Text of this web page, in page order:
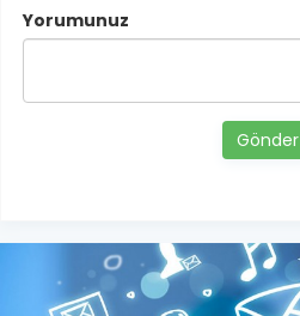
Yorumunuz
Gönder